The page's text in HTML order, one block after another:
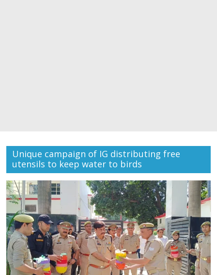
Unique campaign of IG distributing free
utensils to keep water to birds